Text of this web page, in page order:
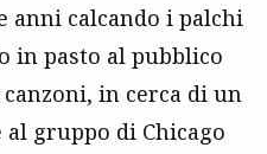
calcando i palchi
in pasto al pubblico
in cerca di un
al gruppo di Chicago